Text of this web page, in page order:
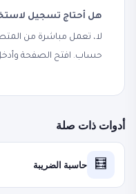
هل أحتاج تسجيل
لا، تعمل مباشرة من
حساب. افتح الصفحة وأدخل
أدوات ذات صلة
🧮 حاسبة الضريبة